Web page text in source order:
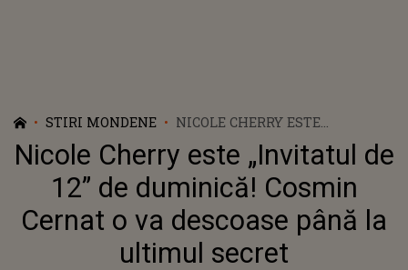
STIRI MONDENE
NICOLE CHERRY ESTE
„INVITATUL DE 12” DE
DUMINICĂ! COSMIN CERNAT O
VA DESCOASE PÂNĂ LA
ULTIMUL SECRET
Nicole Cherry este „Invitatul de
12” de duminică! Cosmin
Cernat o va descoase până la
ultimul secret